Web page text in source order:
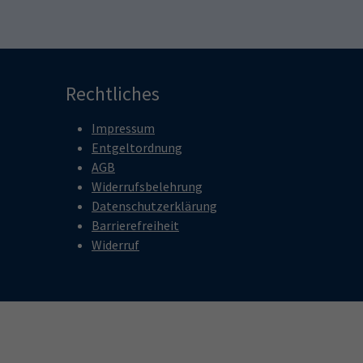
Rechtliches
Impressum
Entgeltordnung
AGB
Widerrufsbelehrung
Datenschutzerklärung
Barrierefreiheit
Widerruf